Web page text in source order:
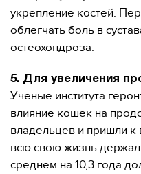
укрепление костей.
облегчать боль в
остеохондроза.
5. Для увеличения
Ученые института
влияние кошек на
владельцев и пришли
всю свою жизнь
среднем на 10,3 года